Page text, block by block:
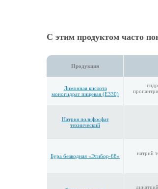
С этим продуктом часто
Продукция
Лимонная кислота
моногидрат пищевая (E330)
Натрия полифосфат
технический
Бура безводная «Этибор-68»
натрий